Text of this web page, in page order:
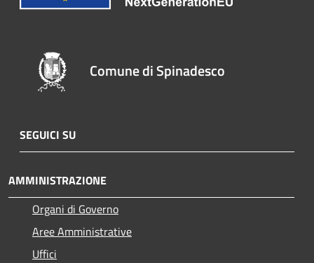
Comune di Spinadesco
SEGUICI SU
AMMINISTRAZIONE
Organi di Governo
Aree Amministrative
Uffici